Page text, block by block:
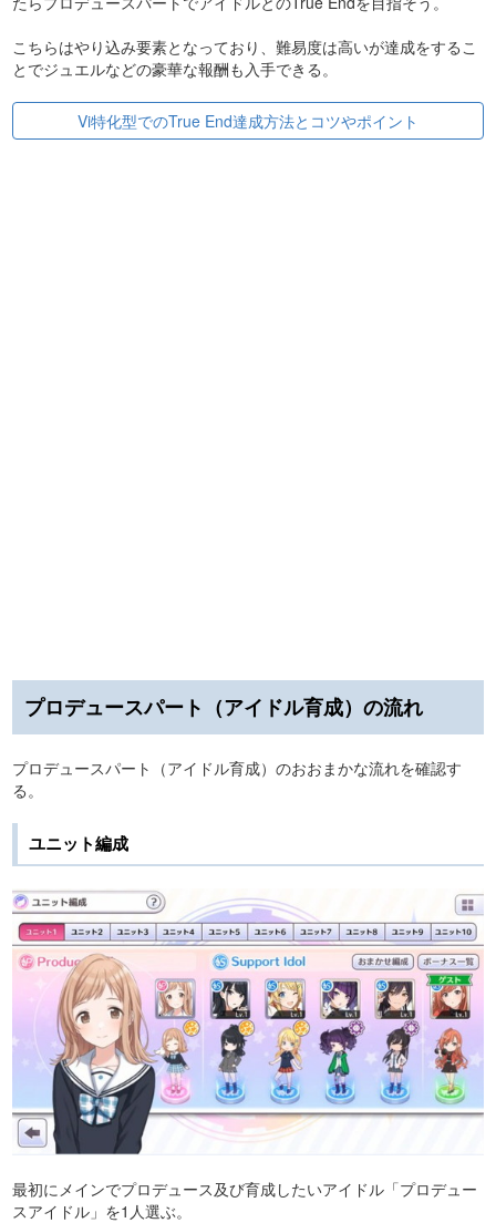
こちらはやり込み要素となっており、難易度は高いが達成をするこ
とでジュエルなどの豪華な報酬も入手できる。
Vi特化型でのTrue End達成方法とコツやポイント
プロデュースパート（アイドル育成）の流れ
プロデュースパート（アイドル育成）のおおまかな流れを確認す
る。
ユニット編成
最初にメインでプロデュース及び育成したいアイドル「プロデュー
スアイドル」を1人選ぶ。